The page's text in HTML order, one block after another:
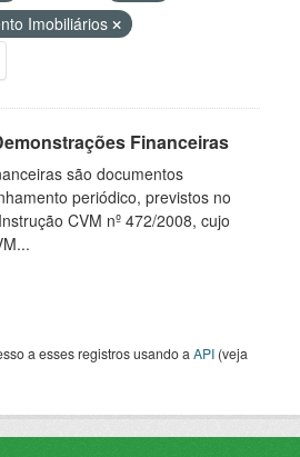
Imobiliários
Financeiras
são documentos
periódico, previstos no
CVM nº 472/2008, cujo
a esses registros usando a API (veja